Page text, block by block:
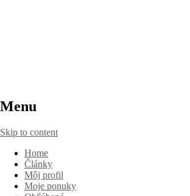
Menu
Skip to content
Home
Články
Môj profil
Moje ponuky